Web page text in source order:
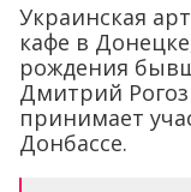
Украинская
кафе в
рождения
Дмитрий
принимает
Донбассе.